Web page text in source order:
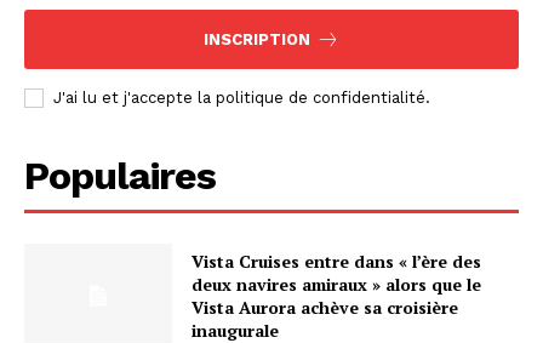
INSCRIPTION
J'ai lu et j'accepte la politique de confidentialité.
Populaires
Vista Cruises entre dans « l’ère des
deux navires amiraux » alors que le
Vista Aurora achève sa croisière
inaugurale